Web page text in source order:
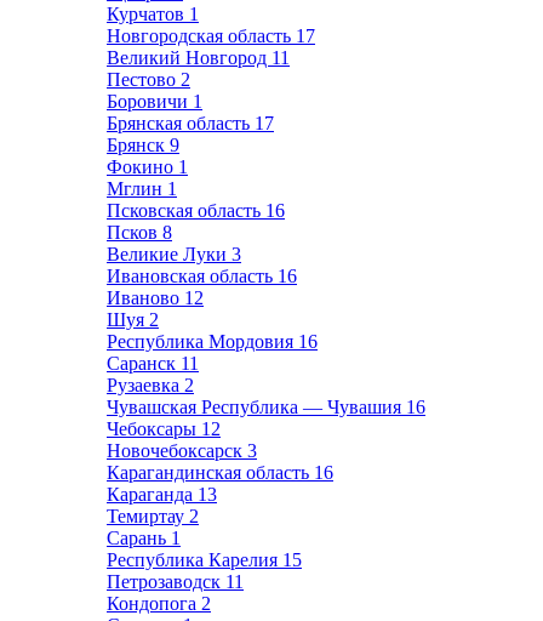
Курчатов 1
Новгородская область 17
Великий Новгород 11
Пестово 2
Боровичи 1
Брянская область 17
Брянск 9
Фокино 1
Мглин 1
Псковская область 16
Псков 8
Великие Луки 3
Ивановская область 16
Иваново 12
Шуя 2
Республика Мордовия 16
Саранск 11
Рузаевка 2
Чувашская Республика — Чувашия 16
Чебоксары 12
Новочебоксарск 3
Карагандинская область 16
Караганда 13
Темиртау 2
Сарань 1
Республика Карелия 15
Петрозаводск 11
Кондопога 2